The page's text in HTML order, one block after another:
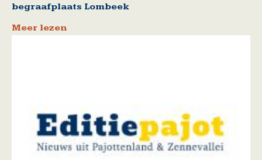
begraafplaats Lombeek
Meer lezen